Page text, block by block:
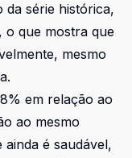
da série histórica,
o que mostra que
mesmo
em relação ao
ao mesmo
é saudável,